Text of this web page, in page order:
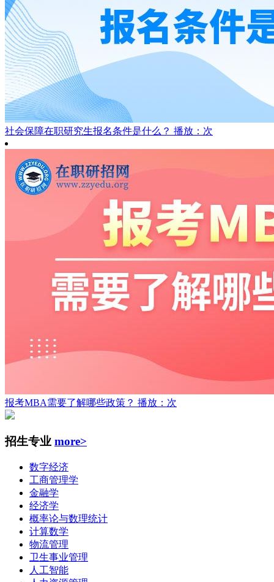
社会保障在职研究生报名条件是什么？ 播放：次
报考MBA需要了解哪些政策？ 播放：次
招生专业 more>
数字经济
工商管理学
金融学
经济学
概率论与数理统计
计算数学
物流管理
卫生事业管理
人工智能